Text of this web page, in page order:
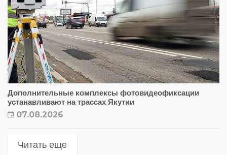
Дополнительные комплексы фотовидеофиксации
устанавливают на трассах Якутии
07.08.2026
Читать еще